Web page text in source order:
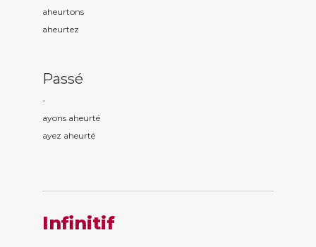
aheurtons
aheurtez
Passé
-
ayons aheurté
ayez aheurté
Infinitif